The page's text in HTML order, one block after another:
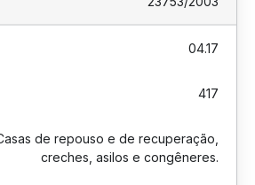
04.17
417
de repouso e de recuperação,
creches, asilos e congêneres.